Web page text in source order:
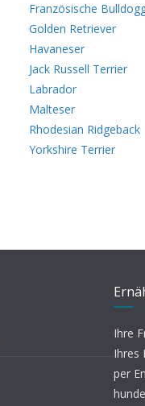
Französische
Golden Retriever
Havaneser
Jack Russell Terrier
Labrador
Malteser
Rhodesian Ridgeback
Yorkshire Terrier
Ihre
Ihres
per